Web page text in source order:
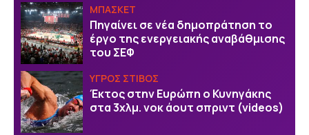
ΜΠΑΣΚΕΤ
Πηγαίνει σε νέα δημοπράτηση το
έργο της ενεργειακής αναβάθμισης
του ΣΕΦ
ΥΓΡΟΣ ΣΤΙΒΟΣ
Έκτος στην Ευρώπη ο Κυνηγάκης
στα 3χλμ. νοκ άουτ σπριντ (videos)